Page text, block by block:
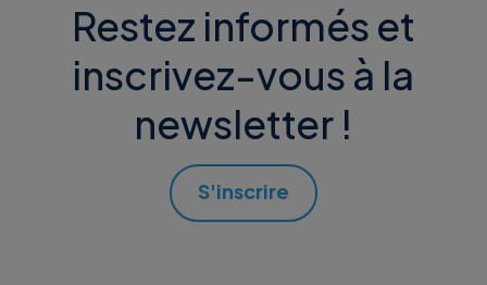
Restez informés et
inscrivez-vous à la
newsletter !
S'inscrire